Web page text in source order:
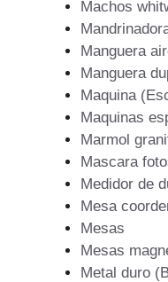
Machos
Manguera
Manguera
Maquina
Maquinas
Marmol
Mascara
Medidor de
Mesa
Mesas
Mesas
Metal duro